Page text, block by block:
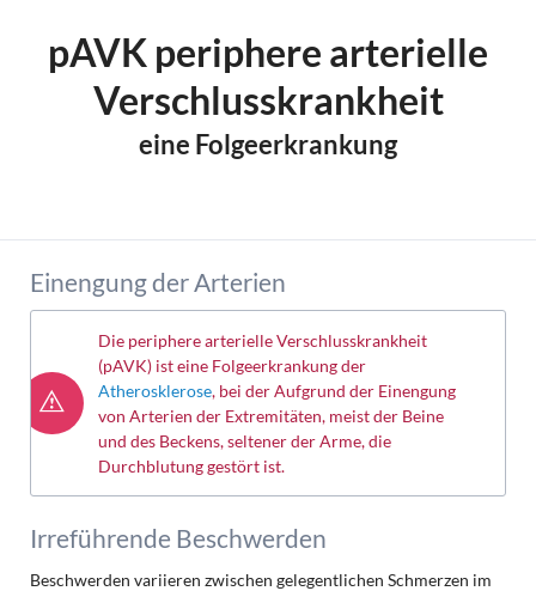
pAVK periphere arterielle
Verschlusskrankheit
eine Folgeerkrankung
Einengung der Arterien
Die periphere arterielle Verschlusskrankheit
(pAVK) ist eine Folgeerkrankung der
Atherosklerose, bei der Aufgrund der Einengung
von Arterien der Extremitäten, meist der Beine
und des Beckens, seltener der Arme, die
Durchblutung gestört ist.
Irreführende Beschwerden
Beschwerden variieren zwischen gelegentlichen Schmerzen im